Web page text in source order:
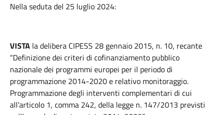
Nella seduta del 25 luglio 2024:
VISTA la delibera CIPESS 28 gennaio 2015, n. 10, recante
“Definizione dei criteri di cofinanziamento pubblico
nazionale dei programmi europei per il periodo di
programmazione 2014-2020 e relativo monitoraggio.
Programmazione degli interventi complementari di cui
all’articolo 1, comma 242, della legge n. 147/2013 previsti